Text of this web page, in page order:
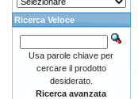
Ricerca Veloce
Usa parole chiave per
cercare il prodotto
desiderato.
Ricerca avanzata